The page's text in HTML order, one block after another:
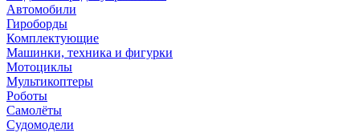
Автомобили
Гироборды
Комплектующие
Машинки, техника и фигурки
Мотоциклы
Мультикоптеры
Роботы
Самолёты
Судомодели